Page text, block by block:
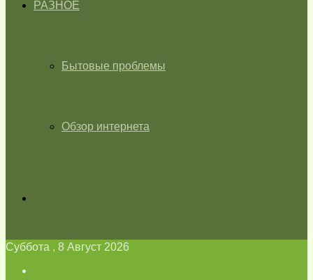
РАЗНОЕ
Бытовые проблемы
Обзор интернета
Суббота , 8 Август 2026